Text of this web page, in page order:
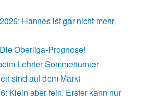
Hannes ist gar nicht mehr
Oberliga-Prognose!
Lehrter Sommerturnier
sind auf dem Markt
Klein aber fein. Erster kann nur